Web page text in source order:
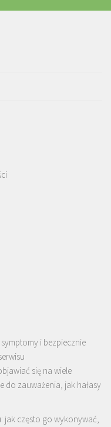
i bezpiecznie
się na wiele
do zauważenia, jak hałasy
jak często go wykonywać,